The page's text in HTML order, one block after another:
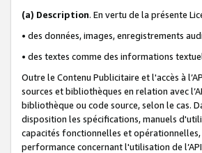
(a) Description. En vertu de la présente
• des données, images, enregistrements
• des textes comme des informations
Outre le Contenu Publicitaire et l'accès à
sources et bibliothèques en relation avec
bibliothèque ou code source, selon le cas.
disposition les spécifications, manuels
capacités fonctionnelles et
performance concernant l'utilisation de